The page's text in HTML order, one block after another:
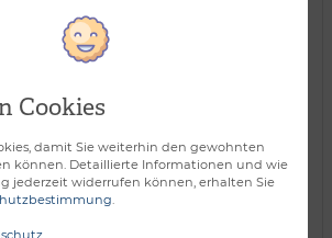
Cookies
damit Sie weiterhin den gewohnten
können. Detaillierte Informationen und wie
jederzeit widerrufen können, erhalten Sie